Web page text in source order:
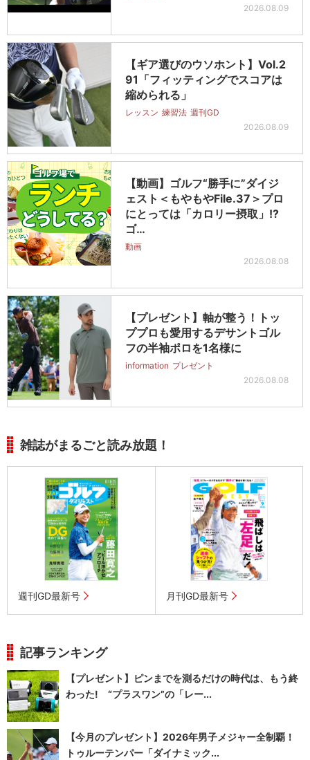
2026.08.09
【ギア選びのウソホント】Vol.2
91「フィッティングでスコアは
縮められる」
レッスン 練習法 週刊GD
2026.08.09
【動画】ゴルフ“勝手に”ダイジ
ェスト＜もやもやFile.37＞プロ
にとっては「カロリー摂取」!?
ゴ…
動画
2026.08.08
【プレゼント】軸が整う！トッ
ププロも愛用するデサントゴル
フの半袖ポロを1名様に
information プレゼント
2026.08.08
雑誌がまるごと読み放題！
週刊GD最新号 月刊GD最新号
記事ランキング
【プレゼント】ピンまでを測るだけの時代は、もう終
わった! “プラスワン”の「レー...
【今月のプレゼント】2026年男子メジャー全制覇！
トゥルーテンパー「ダイナミック...